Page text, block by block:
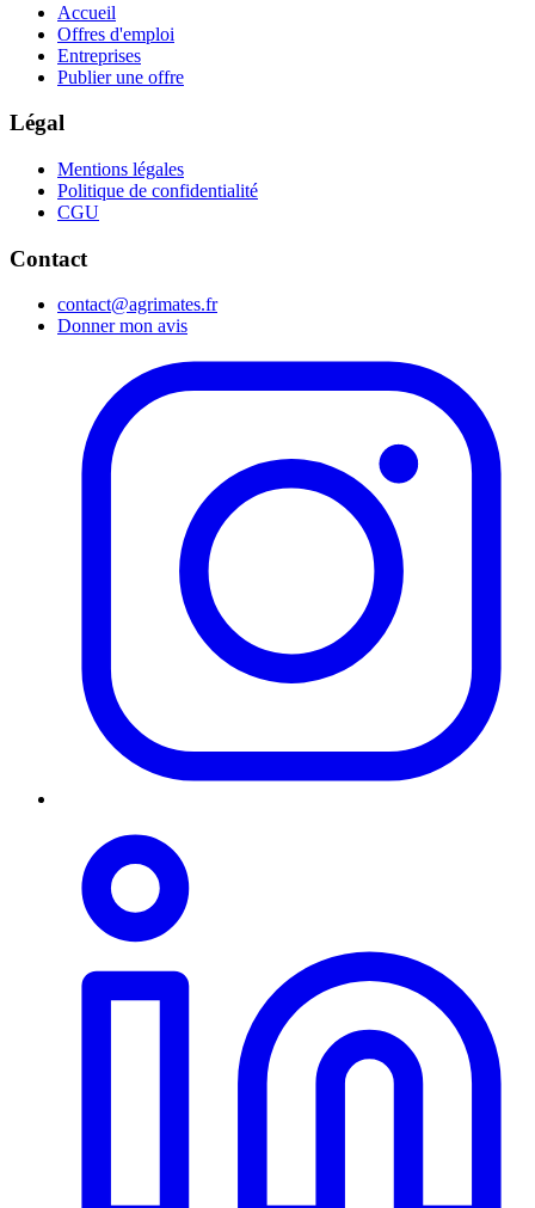
Accueil
Offres d'emploi
Entreprises
Publier une offre
Légal
Mentions légales
Politique de confidentialité
CGU
Contact
contact@agrimates.fr
Donner mon avis